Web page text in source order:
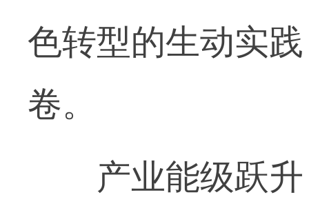
色转型的生动实
卷。
产业能级跃升